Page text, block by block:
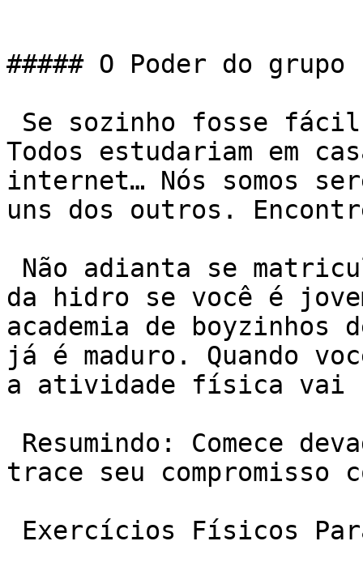
##### O Poder do grupo
Todos estudariam em
internet… Nós somos
uns dos outros.
da hidro se você é
academia de boyzinhos
já é maduro. Quando
a atividade física vai
trace seu compromisso